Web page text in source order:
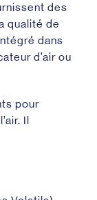
des
qualité de
dans
d’air ou
pour
Il